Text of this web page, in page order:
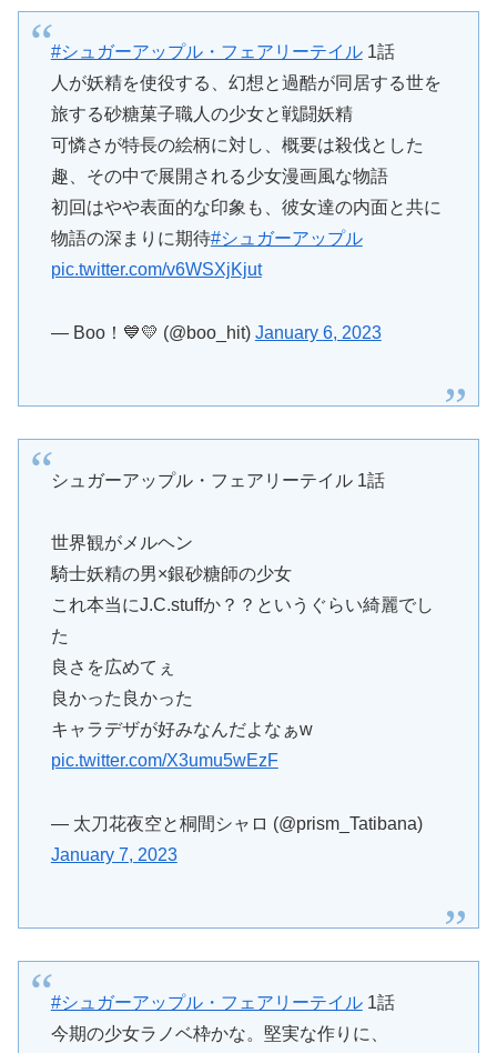
#シュガーアップル・フェアリーテイル1話
人が妖精を使役する、幻想と過酷が同居する世を
旅する砂糖菓子職人の少女と戦闘妖精
可憐さが特長の絵柄に対し、概要は殺伐とした
趣、その中で展開される少女漫画風な物語
初回はやや表面的な印象も、彼女達の内面と共に
物語の深まりに期待#シュガーアップル
pic.twitter.com/v6WSXjKjut
— Boo！💙💛 (@boo_hit) January 6, 2023
シュガーアップル・フェアリーテイル 1話
世界観がメルヘン
騎士妖精の男×銀砂糖師の少女
これ本当にJ.C.stuffか？？というぐらい綺麗でし
た
良さを広めてぇ
良かった良かった
キャラデザが好みなんだよなぁw
pic.twitter.com/X3umu5wEzF
— 太刀花夜空と桐間シャロ (@prism_Tatibana)
January 7, 2023
#シュガーアップル・フェアリーテイル1話
今期の少女ラノベ枠かな。堅実な作りに、